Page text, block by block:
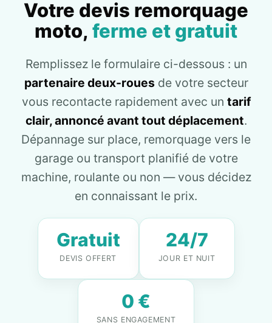
Votre devis remorquage
moto, ferme et gratuit
Remplissez le formulaire ci-dessous : un
partenaire deux-rouesde votre secteur
vous recontacte rapidement avec un tarif
clair, annoncé avant tout déplacement.
Dépannage sur place, remorquage vers le
garage ou transport planifié de votre
machine, roulante ou non — vous décidez
en connaissant le prix.
Gratuit
DEVIS OFFERT
24/7
JOUR ET NUIT
0 €
SANS ENGAGEMENT